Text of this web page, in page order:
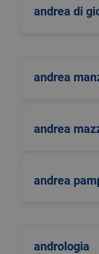
andrea di
andrea
andrea
andrea
andrologia